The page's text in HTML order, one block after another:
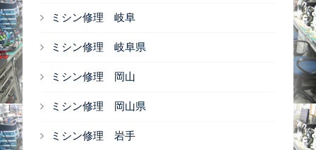
ミシン修理 岐阜
ミシン修理 岐阜県
ミシン修理 岡山
ミシン修理 岡山県
ミシン修理 岩手